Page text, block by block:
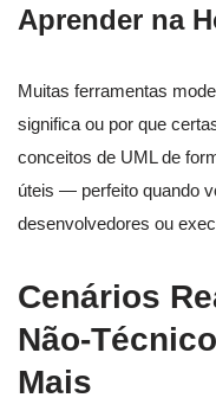
Aprender na
Muitas ferramentas
significa ou por que
conceitos de UML de
úteis — perfeito quando
desenvolvedores ou
Cenários
Não-
Mais